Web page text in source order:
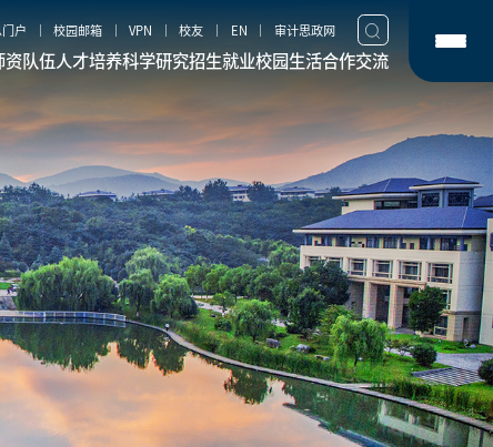
户 校园邮箱 VPN 校友 EN 审计思政网
资队伍人才培养科学研究招生就业校园生活合作交流